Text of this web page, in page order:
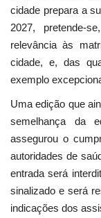
cidade prepara a
2027, pretende-
relevância às
cidade, e, das
exemplo
Uma edição que
semelhança da
assegurou o
autoridades de
entrada será
sinalizado e será
indicações dos